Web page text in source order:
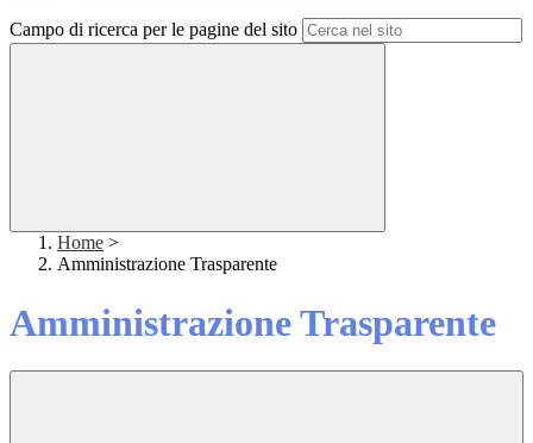
Campo di ricerca per le pagine del sito
Home >
Amministrazione Trasparente
Amministrazione Trasparente